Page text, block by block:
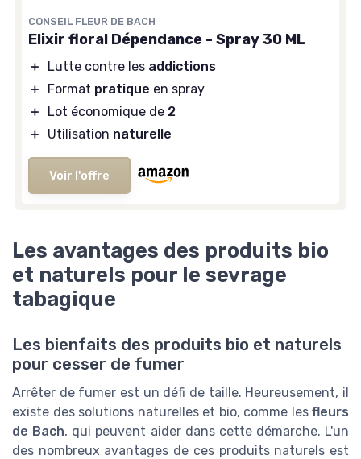
CONSEIL FLEUR DE BACH
Elixir floral Dépendance - Spray 30 ML
＋ Lutte contre les addictions
＋
Format pratique en spray
＋
Lot économique de 2
＋
Utilisation naturelle
Voir l'offre
Les avantages des produits bio
et naturels pour le sevrage
tabagique
Les bienfaits des produits bio et naturels
pour cesser de fumer
Arrêter de fumer est un défi de taille. Heureusement, il
existe des solutions naturelles et bio, comme les fleurs
de Bach, qui peuvent aider dans cette démarche. L'un
des nombreux avantages de ces produits naturels est